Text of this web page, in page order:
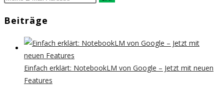
Beiträge
Einfach erklärt: NotebookLM von Google – Jetzt mit neuen
Features